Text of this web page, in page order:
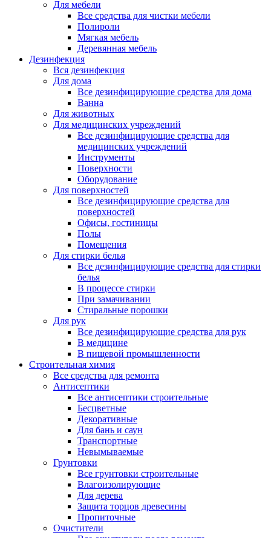
Для мебели
Все средства для чистки мебели
Полироли
Мягкая мебель
Деревянная мебель
Дезинфекция
Вся дезинфекция
Для дома
Все дезинфицирующие средства для дома
Ванна
Для животных
Для медицинских учреждений
Все дезинфицирующие средства для
медицинских учреждений
Инструменты
Поверхности
Оборудование
Для поверхностей
Все дезинфицирующие средства для
поверхностей
Офисы, гостиницы
Полы
Помещения
Для стирки белья
Все дезинфицирующие средства для стирки
белья
В процессе стирки
При замачивании
Стиральные порошки
Для рук
Все дезинфицирующие средства для рук
В медицине
В пищевой промышленности
Строительная химия
Все средства для ремонта
Антисептики
Все антисептики строительные
Бесцветные
Декоративные
Для бань и саун
Транспортные
Невымываемые
Грунтовки
Все грунтовки строительные
Влагоизолирующие
Для дерева
Защита торцов древесины
Пропиточные
Очистители